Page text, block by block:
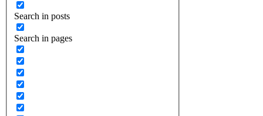
Search in posts
Search in pages